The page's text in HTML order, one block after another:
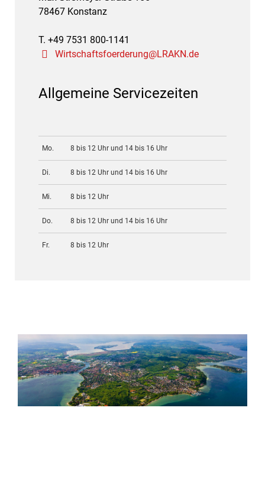
78467 Konstanz
T. +49 7531 800-1141
Wirtschaftsfoerderung@LRAKN.de
Allgemeine Servicezeiten
Mo. 8 bis 12 Uhr und 14 bis 16 Uhr
Di. 8 bis 12 Uhr und 14 bis 16 Uhr
Mi. 8 bis 12 Uhr
Do. 8 bis 12 Uhr und 14 bis 16 Uhr
Fr. 8 bis 12 Uhr